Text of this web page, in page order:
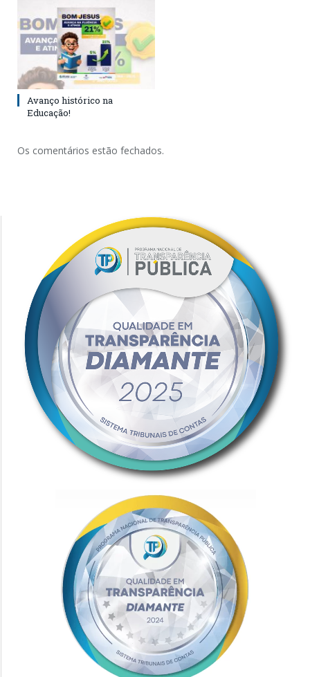
Avanço histórico na
Educação!
Os comentários estão fechados.